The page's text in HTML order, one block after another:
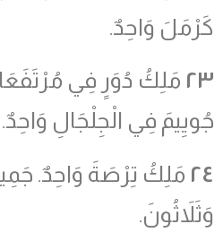
كَرْمَلَ وَاحِدٌ.
٢٣ مَلِكُ دُوَرٍ فِي
جُويِيمَ فِي الْجِلْجَالِ وَاحِدٌ.
٢٤ مَلِكُ تِرْصَةَ وَاحِدٌ.
وَثَلاَثُونَ.